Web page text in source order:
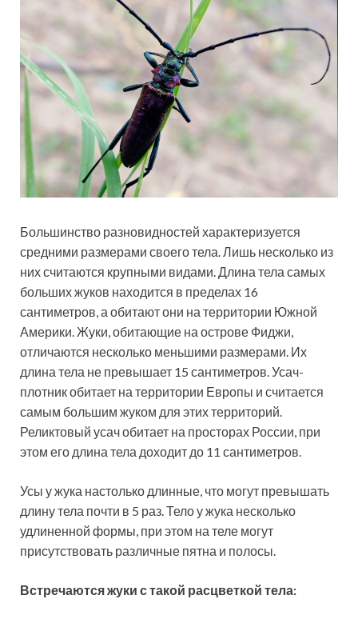
Большинство разновидностей характеризуется
средними размерами своего тела. Лишь несколько из
них считаются крупными видами. Длина тела самых
больших жуков находится в пределах 16
сантиметров, а обитают они на территории Южной
Америки. Жуки, обитающие на острове Фиджи,
отличаются несколько меньшими размерами. Их
длина тела не превышает 15 сантиметров. Усач-
плотник обитает на территории Европы и считается
самым большим жуком для этих территорий.
Реликтовый усач обитает на просторах России, при
этом его длина тела доходит до 11 сантиметров.
Усы у жука настолько длинные, что могут превышать
длину тела почти в 5 раз. Тело у жука несколько
удлиненной формы, при этом на теле могут
присутствовать различные пятна и полосы.
Встречаются жуки с такой расцветкой тела: